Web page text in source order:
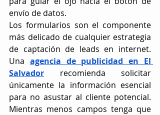
envío de datos.
Los formularios son el componente
más delicado de cualquier estrategia
de captación de leads en internet.
Una agencia de publicidad en El
Salvador recomienda solicitar
únicamente la información esencial
para no asustar al cliente potencial.
Mientras menos campos tenga que